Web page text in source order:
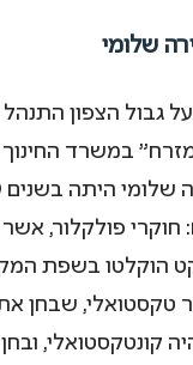
שלומי
גבול הצפון
במשרד
פולקלור,
הוקלטו בשפת
שבחן את
קונטקסטואלי,